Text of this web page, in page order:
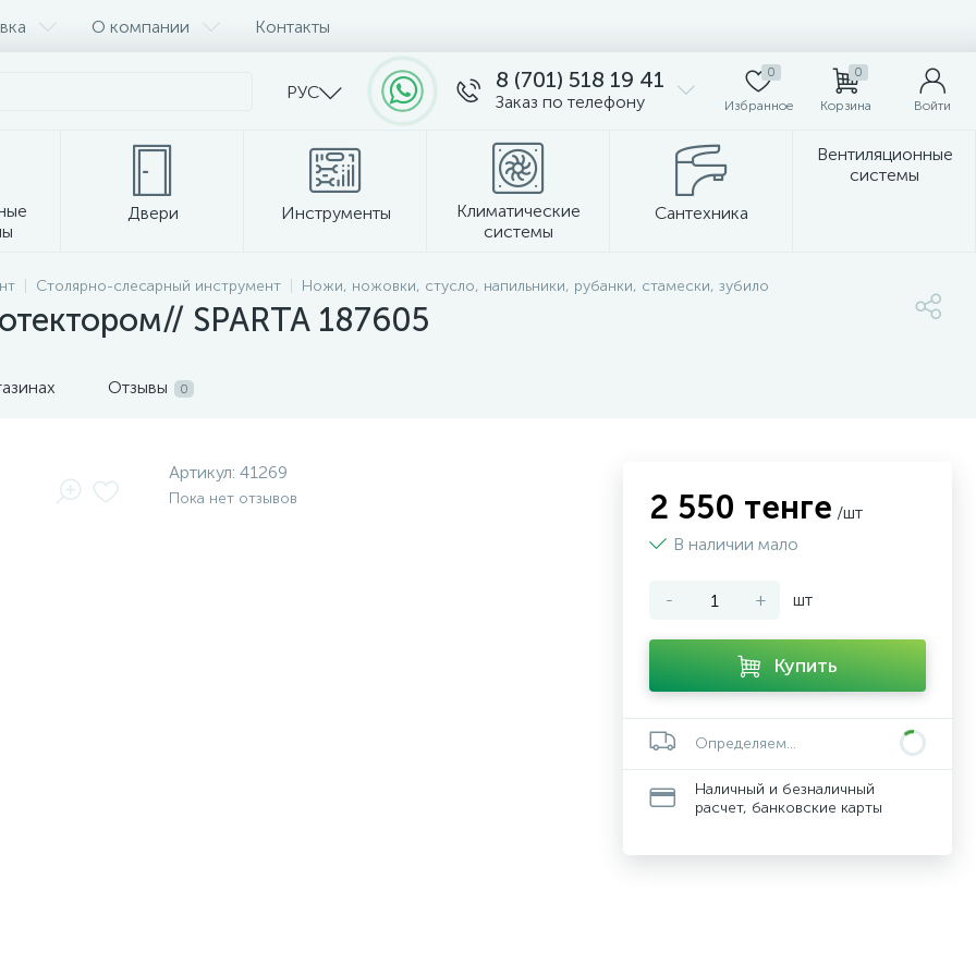
О компании Контакты
РУС 8 (701) 518 19 41
Заказ по телефону
0
Избранное
0
Корзина Войти
Двери Инструменты
Климатические
системы
Сантехника
Вентиляционные
системы
Стеновые панели
Столярно-слесарный инструмент Ножи, ножовки, стусло, напильники, рубанки, стамески, зубило
SPARTA 187605
Отзывы 0
Артикул: 41269
Пока нет отзывов 2 550 тенге /шт
В наличии мало
- + шт
Купить
Определяем...
Наличный и безналичный
расчет, банковские карты